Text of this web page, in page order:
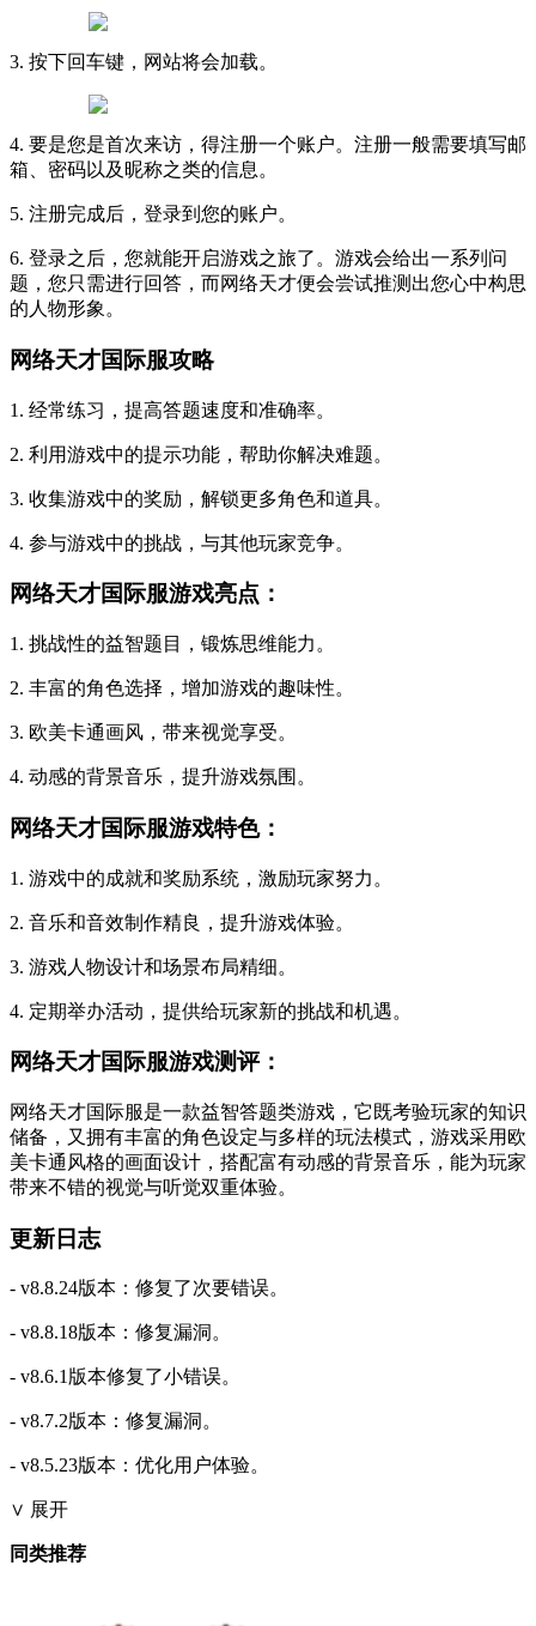
3. 按下回车键，网站将会加载。
4. 要是您是首次来访，得注册一个账户。注册一般需要填写邮
箱、密码以及昵称之类的信息。
5. 注册完成后，登录到您的账户。
6. 登录之后，您就能开启游戏之旅了。游戏会给出一系列问
题，您只需进行回答，而网络天才便会尝试推测出您心中构思
的人物形象。
网络天才国际服攻略
1. 经常练习，提高答题速度和准确率。
2. 利用游戏中的提示功能，帮助你解决难题。
3. 收集游戏中的奖励，解锁更多角色和道具。
4. 参与游戏中的挑战，与其他玩家竞争。
网络天才国际服游戏亮点：
1. 挑战性的益智题目，锻炼思维能力。
2. 丰富的角色选择，增加游戏的趣味性。
3. 欧美卡通画风，带来视觉享受。
4. 动感的背景音乐，提升游戏氛围。
网络天才国际服游戏特色：
1. 游戏中的成就和奖励系统，激励玩家努力。
2. 音乐和音效制作精良，提升游戏体验。
3. 游戏人物设计和场景布局精细。
4. 定期举办活动，提供给玩家新的挑战和机遇。
网络天才国际服游戏测评：
网络天才国际服是一款益智答题类游戏，它既考验玩家的知识
储备，又拥有丰富的角色设定与多样的玩法模式，游戏采用欧
美卡通风格的画面设计，搭配富有动感的背景音乐，能为玩家
带来不错的视觉与听觉双重体验。
更新日志
- v8.8.24版本：修复了次要错误。
- v8.8.18版本：修复漏洞。
- v8.6.1版本修复了小错误。
- v8.7.2版本：修复漏洞。
- v8.5.23版本：优化用户体验。
∨ 展开
同类推荐